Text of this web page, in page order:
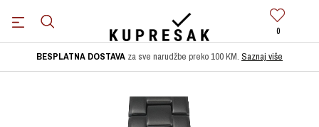
0
BESPLATNA DOSTAVA za sve narudžbe preko 100 KM. Saznaj više